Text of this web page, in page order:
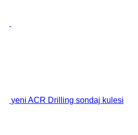
yeni ACR Drilling sondaj kulesi